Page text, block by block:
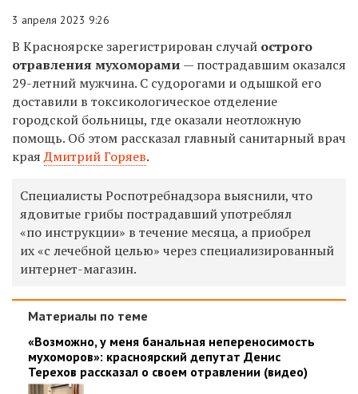
3 апреля 2023 9:26
В Красноярске зарегистрирован случай острого
отравления мухоморами — пострадавшим оказался
29-летний мужчина. С судорогами и одышкой его
доставили в токсикологическое отделение
городской больницы, где оказали неотложную
помощь. Об этом рассказал главный санитарный врач
краяДмитрий Горяев.
Специалисты Роспотребнадзора выяснили, что
ядовитые грибы пострадавший употреблял
«по инструкции» в течение месяца, а приобрел
их «с лечебной целью» через специализированный
интернет-магазин.
Материалы по теме
«Возможно, у меня банальная непереносимость
мухоморов»: красноярский депутат Денис
Терехов рассказал о своем отравлении (видео)